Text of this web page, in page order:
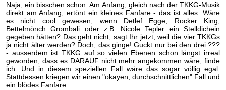
Naja, ein bisschen schon. Am Anfang, gleich nach der TKKG-Musik
direkt am Anfang, ertönt ein kleines Fanfare - das ist alles. Wäre
es nicht cool gewesen, wenn Detlef Egge, Rocker King,
Bettelmönch Grombali oder z.B. Nicole Tepler ein Stelldichein
gegeben hätten? Das geht nicht, sagt Ihr jetzt, weil die vier TKKGs
ja nicht älter werden? Doch, das ginge! Guckt nur bei den drei ???
- ausserdem ist TKKG auf so vielen Ebenen schon längst irreal
geworden, dass es DARAUF nicht mehr angekommen wäre, finde
ich. Und in diesem speziellen Fall wäre das sogar völlig egal.
Stattdessen kriegen wir einen "okayen, durchschnittlichen" Fall und
ein blödes Fanfare.